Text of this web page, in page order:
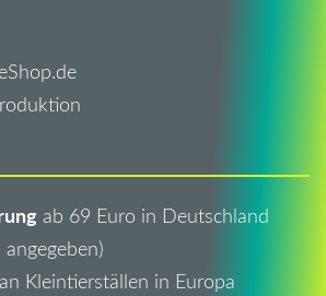
ab 69 Euro in Deutschland
an Kleintierställen in Europa